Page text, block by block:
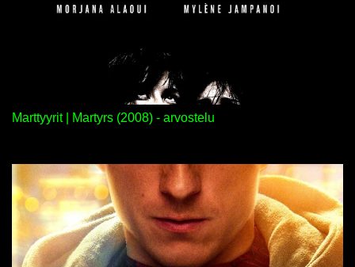
Marttyyrit | Martyrs (2008) - arvostelu